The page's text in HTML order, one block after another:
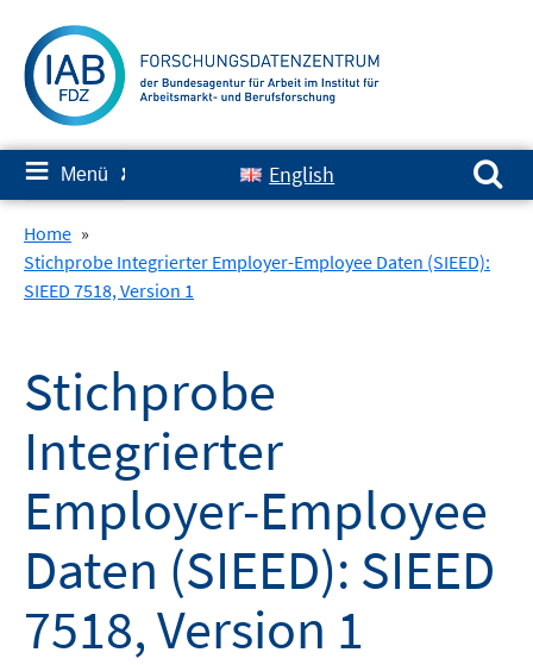
zum
Inhalt
≡ Menü ✘ English
Suchen nach:
Home »
Stichprobe Integrierter Employer-Employee Daten (SIEED):
SIEED 7518, Version 1
Stichprobe
Integrierter
Employer-Employee
Daten (SIEED): SIEED
7518, Version 1